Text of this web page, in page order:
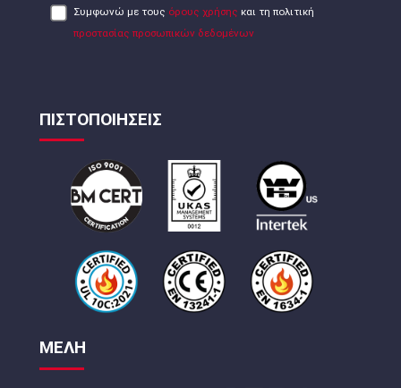
Συμφωνώ με τους όρους χρήσης και τη πολιτική
προστασίας προσωπικών δεδομένων
ΠΙΣΤΟΠΟΙΗΣΕΙΣ
ΜΕΛΗ